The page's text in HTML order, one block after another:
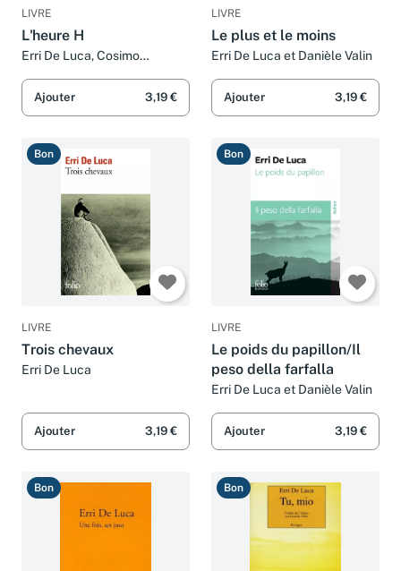
LIVRE
L'heure H
Erri De Luca, Cosimo
Castaldi
Ajouter 3,19 €
LIVRE
Le plus et le moins
Erri De Luca et Danièle Valin
Ajouter 3,19 €
Bon
LIVRE
Trois chevaux
Erri De Luca
Ajouter 3,19 €
Bon
LIVRE
Le poids du papillon/Il
peso della farfalla
Erri De Luca et Danièle Valin
Ajouter 3,19 €
Bon Bon